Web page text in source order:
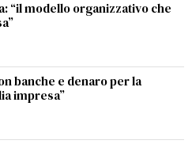
“il modello organizzativo che
banche e denaro per la
impresa”